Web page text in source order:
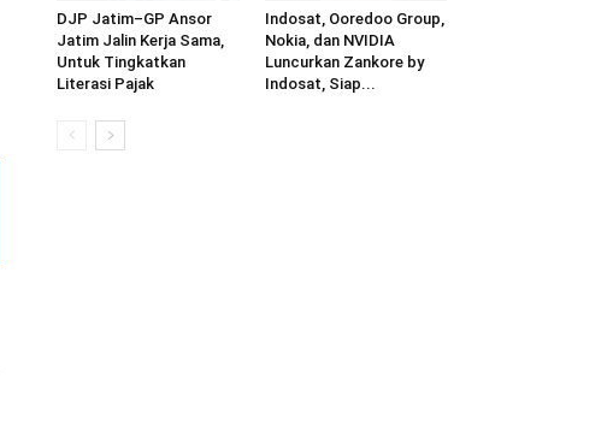
DJP Jatim–GP Ansor
Jatim Jalin Kerja Sama,
Untuk Tingkatkan
Literasi Pajak
Indosat, Ooredoo Group,
Nokia, dan NVIDIA
Luncurkan Zankore by
Indosat, Siap...